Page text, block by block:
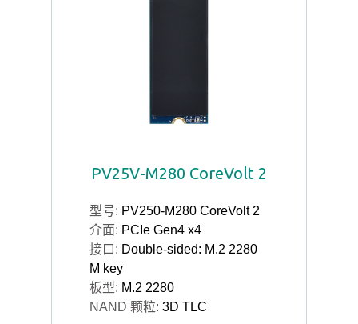
PV25V-M280 CoreVolt 2
型号: PV250-M280 CoreVolt 2
介面: PCIe Gen4 x4
接口: Double-sided: M.2 2280
M key
板型: M.2 2280
NAND 颗粒: 3D TLC